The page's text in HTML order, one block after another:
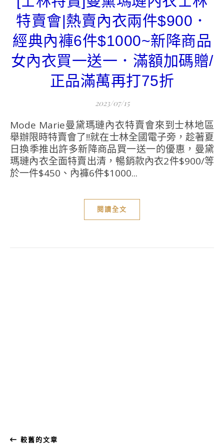
特賣會|熱賣內衣兩件$900．
經典內褲6件$1000~新降商品
女內衣買一送一．滿額加碼贈/
正品滿萬再打75折
2023/07/15
Mode Marie曼黛瑪璉內衣特賣會來到士林地區
舉辦限時特賣會了!!就在士林全國電子旁，趁著夏
日換季推出許多新降商品買一送一的優惠，曼黛
瑪璉內衣全面特賣出清，暢銷款內衣2件$900/等
於一件$450、內褲6件$1000...
閱讀全文
較舊的文章